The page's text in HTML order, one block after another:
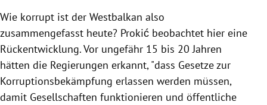
Wie korrupt ist der Westbalkan also
zusammengefasst heute? Prokić beobachtet hier eine
Rückentwicklung. Vor ungefähr 15 bis 20 Jahren
hätten die Regierungen erkannt, "dass Gesetze zur
Korruptionsbekämpfung erlassen werden müssen,
damit Gesellschaften funktionieren und öffentliche